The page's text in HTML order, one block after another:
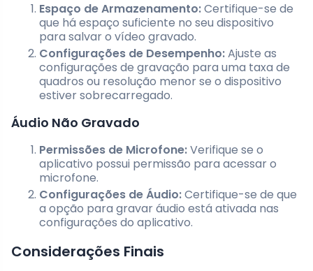
Espaço de Armazenamento:Certifique-se de
que há espaço suficiente no seu dispositivo
para salvar o vídeo gravado.
Configurações de Desempenho:Ajuste as
configurações de gravação para uma taxa de
quadros ou resolução menor se o dispositivo
estiver sobrecarregado.
Áudio Não Gravado
Permissões de Microfone:Verifique se o
aplicativo possui permissão para acessar o
microfone.
Configurações de Áudio:Certifique-se de que
a opção para gravar áudio está ativada nas
configurações do aplicativo.
Considerações Finais